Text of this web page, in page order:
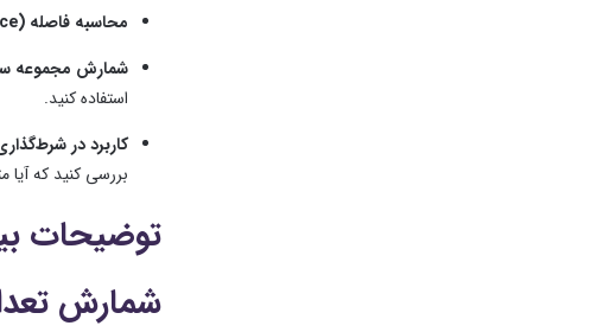
محاسبه فاصله (Space):
شمارش مجموعه
استفاده کنید.
کاربرد در
بررسی کنید که آیا متنی که
توضیحات
شمارش